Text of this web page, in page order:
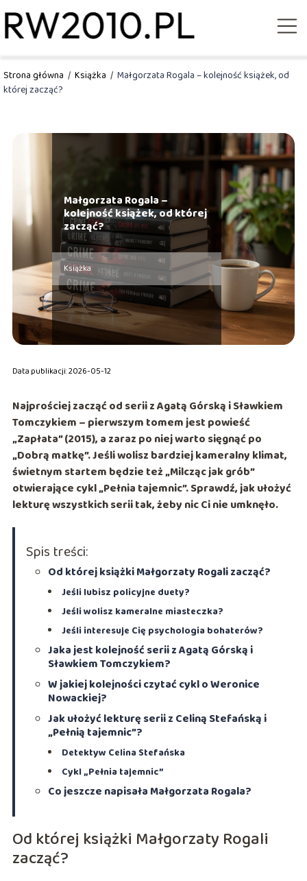
Strona główna / Książka / Małgorzata Rogala – kolejność książek, od
której zacząć?
Małgorzata Rogala –
kolejność książek, od której
zacząć?
Książka
Data publikacji: 2026-05-12
Najprościej zacząć od serii zAgatą Górską iSławkiem
Tomczykiem – pierwszym tomem jest powieść
„Zapłata” (2015), a zaraz po niej warto sięgnąć po
„Dobrą matkę”. Jeśli wolisz bardziej kameralny klimat,
świetnym startem będzie też„Milcząc jak grób”
otwierające cykl„Pełnia tajemnic”. Sprawdź, jak ułożyć
lekturę wszystkich serii tak, żeby nic Ci nie umknęło.
Spis treści:
Od której książki Małgorzaty Rogali zacząć?
Jeśli lubisz policyjne duety?
Jeśli wolisz kameralne miasteczka?
Jeśli interesuje Cię psychologia bohaterów?
Jaka jest kolejność serii z Agatą Górską i
Sławkiem Tomczykiem?
W jakiej kolejności czytać cykl o Weronice
Nowackiej?
Jak ułożyć lekturę serii z Celiną Stefańską i
„Pełnią tajemnic”?
Detektyw Celina Stefańska
Cykl „Pełnia tajemnic”
Co jeszcze napisała Małgorzata Rogala?
Od której książki Małgorzaty Rogali
zacząć?